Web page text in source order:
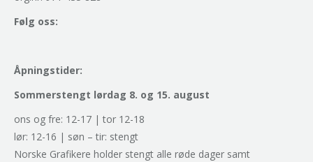
Følg oss:
Åpningstider:
Sommerstengt lørdag 8. og 15. august
ons og fre: 12-17 | tor 12-18
lør: 12-16 | søn – tir: stengt
Norske Grafikere holder stengt alle røde dager samt